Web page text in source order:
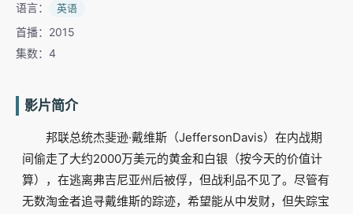
语言： 英语
首播：2015
集数：4
影片简介
邦联总统杰斐逊·戴维斯（JeffersonDavis）在内战期
间偷走了大约2000万美元的黄金和白银（按今天的价值计
算），在逃离弗吉尼亚州后被俘，但战利品不见了。尽管有
无数淘金者追寻戴维斯的踪迹，希望能从中发财，但失踪宝